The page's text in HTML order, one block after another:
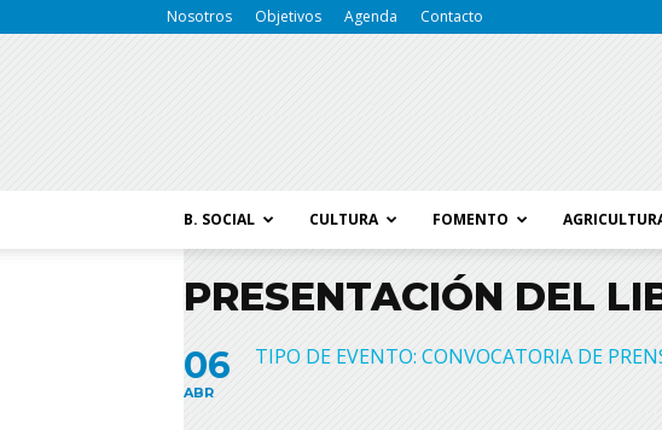
Nosotros Objetivos Agenda Contacto
B. SOCIAL CULTURA FOMENTO
PRESENTACIÓN DEL
06
ABR
TIPO DE EVENTO: CONVOCATORIA DE